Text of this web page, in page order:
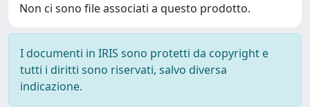
Non ci sono file associati a questo prodotto.
I documenti in IRIS sono protetti da copyright e
tutti i diritti sono riservati, salvo diversa
indicazione.